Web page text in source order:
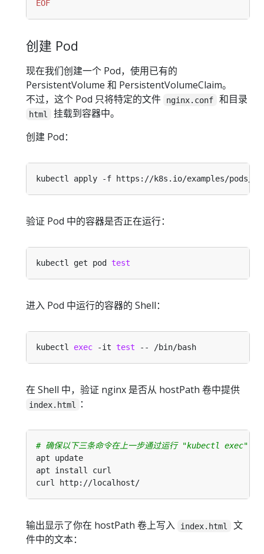
EOF
创建 Pod
现在我们创建一个 Pod，使用已有的
PersistentVolume 和 PersistentVolumeClaim。
不过，这个 Pod 只将特定的文件
nginx.conf 和目录
html
挂载到容器中。
创建 Pod：
验证 Pod 中的容器是否正在运行：
kubectl get pod test
进入 Pod 中运行的容器的 Shell：
kubectl exec -it test
在 Shell 中，验证 nginx 是否从 hostPath 卷中提供
index.html ：
# 确保以下三条命令在上一步通过运行 "kubectl exec"
输出显示了你在 hostPath 卷上写入 index.html
文
件中的文本：